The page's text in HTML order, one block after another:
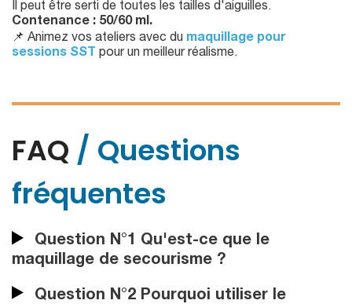
Il peut être serti de toutes les tailles d'aiguilles.
Contenance : 50/60 ml.
📌 Animez vos ateliers avec du maquillage pour
sessions SST
pour un meilleur réalisme.
FAQ / Questions
fréquentes
Question N°1 Qu'est-ce que le
maquillage de secourisme ?
Question N°2 Pourquoi utiliser le